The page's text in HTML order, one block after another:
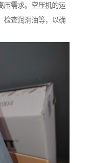
压需求。空压机的运
检查润滑油等，以确